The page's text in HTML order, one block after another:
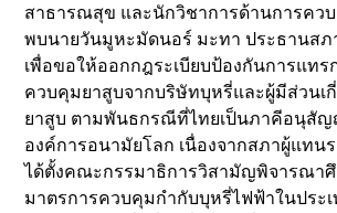
สาธารณสุข และนักวิชาการด้านการควบ
พบนายวันมูหะมัดนอร์ มะทา ประธานส
เพื่อขอให้ออกกฎระเบียบป้องกันการแทร
ควบคุมยาสูบจากบริษัทบุหรี่และผู้มีส่วนเ
ยาสูบ ตามพันธกรณีที่ไทยเป็นภาคีอนุสั
องค์การอนามัยโลก เนื่องจากสภาผู้แทน
ได้ตั้งคณะกรรมาธิการวิสามัญพิจารณา
มาตรการควบคุมกำกับบุหรี่ไฟฟ้าในประ